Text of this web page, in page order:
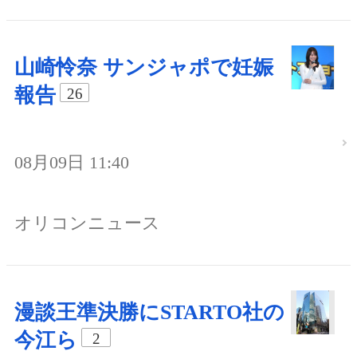
山崎怜奈 サンジャポで妊娠
報告
26
08月09日 11:40
オリコンニュース
漫談王準決勝にSTARTO社の
今江ら
2